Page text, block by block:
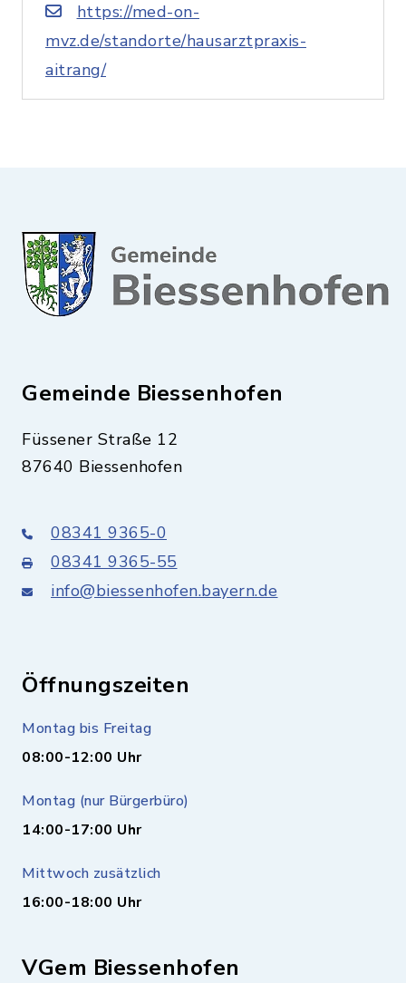
https://med-on-
mvz.de/standorte/hausarztpraxis-
aitrang/
Gemeinde Biessenhofen
Füssener Straße 12
87640 Biessenhofen
08341 9365-0
08341 9365-55
info@biessenhofen.bayern.de
Öffnungszeiten
Montag bis Freitag
08:00-12:00 Uhr
Montag (nur Bürgerbüro)
14:00-17:00 Uhr
Mittwoch zusätzlich
16:00-18:00 Uhr
VGem Biessenhofen